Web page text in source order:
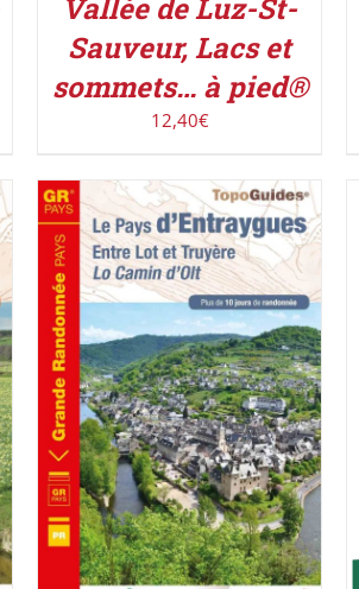
Vallée de Luz-St-
Sauveur, Lacs et
sommets… à pied®
12,40€
ACHETER LE PRODUIT
/
DÉTAILS